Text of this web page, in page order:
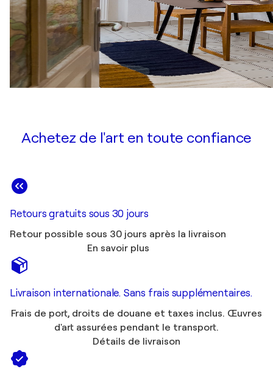
Achetez de l'art en toute confiance
Retours gratuits sous 30 jours
Retour possible sous 30 jours après la livraison
En savoir plus
Livraison internationale. Sans frais supplémentaires.
Frais de port, droits de douane et taxes inclus. Œuvres
d'art assurées pendant le transport.
Détails de livraison